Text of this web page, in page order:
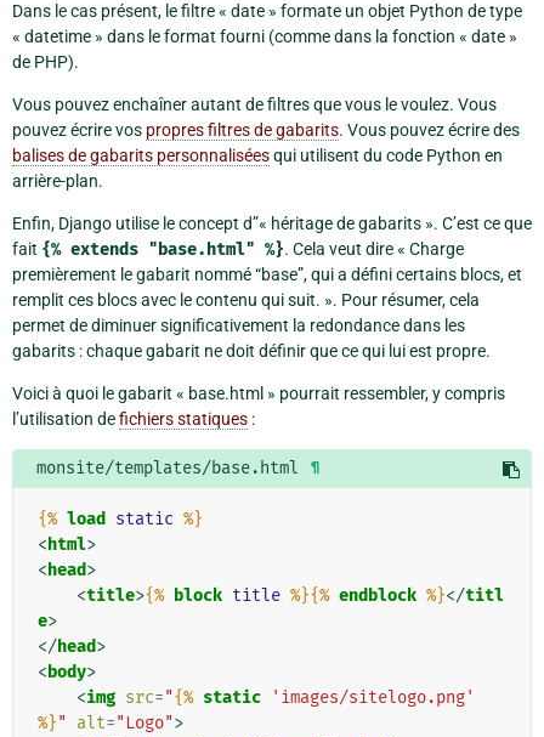
Dans le cas présent, le filtre « date » formate un objet Python de type
« datetime » dans le format fourni (comme dans la fonction « date »
de PHP).
Vous pouvez enchaîner autant de filtres que vous le voulez. Vous
pouvez écrire vos propres filtres de gabarits. Vous pouvez écrire des
balises de gabarits personnaliséesqui utilisent du code Python en
arrière-plan.
Enfin, Django utilise le concept d”« héritage de gabarits ». C’est ce que
fait {% extends "base.html" %}. Cela veut dire « Charge
premièrement le gabarit nommé “base”, qui a défini certains blocs, et
remplit ces blocs avec le contenu qui suit. ». Pour résumer, cela
permet de diminuer significativement la redondance dans les
gabarits : chaque gabarit ne doit définir que ce qui lui est propre.
Voici à quoi le gabarit « base.html » pourrait ressembler, y compris
l’utilisation defichiers statiques :
monsite/templates/base.html ¶
{% load static %}
<html>
<head>
<title>{% block title %}{% endblock %}</titl
e>
</head>
<body>
<img src="{% static
'images/sitelogo.png'
%}" alt="Logo">